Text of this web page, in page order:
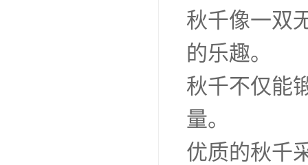
秋千像一双
的乐趣。
秋千不仅能
量。
优质的秋千